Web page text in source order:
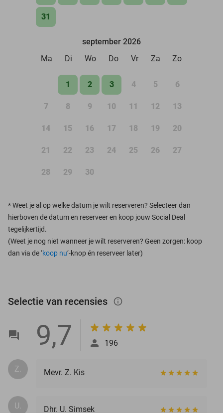
31
september 2026
Ma
Di Wo Do Vr Za Zo
1 2 3 4 5 6
7 8 9 10 11 12 13
14 15 16 17 18 19 20
21 22 23 24 25 26 27
28 29 30
*Weet je al op welke datum je wilt reserveren? Selecteer dan
hierboven de datum en reserveer en koop jouw Social Deal
tegelijkertijd.
(Weet je nog niet wanneer je wilt reserveren? Geen zorgen: koop
dan via de ‘koop nu’-knop én reserveer later)
Selectie van recensies info_outlined
9,7 196
Z. Mevr. Z. Kis
U. Dhr. U. Simsek